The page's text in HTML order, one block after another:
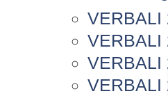
VERBALI
VERBALI
VERBALI
VERBALI